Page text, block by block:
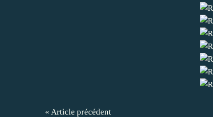
« Article précédent